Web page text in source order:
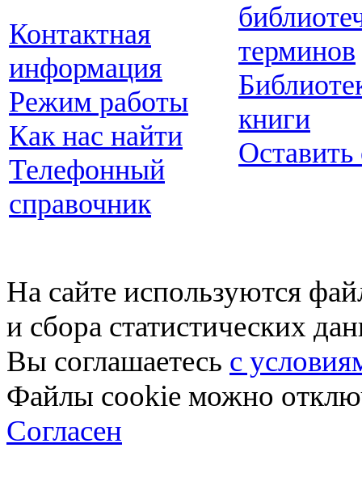
Контактная
информация
Режим работы
Как нас найти
Телефонный
справочник
терминов
книги
Оставить
На сайте используются
и сбора статистических
Вы соглашаетесь с
Файлы cookie можно
Согласен